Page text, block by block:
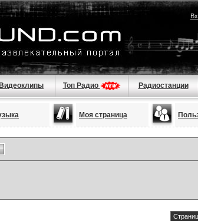
Видеоклипы Топ Радио Радиостанции
Моя страница